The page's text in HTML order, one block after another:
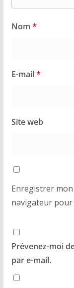
Nom *
E-mail*
Site web
Enregistrer
navigateur
Prévenez-moi
par e-mail.